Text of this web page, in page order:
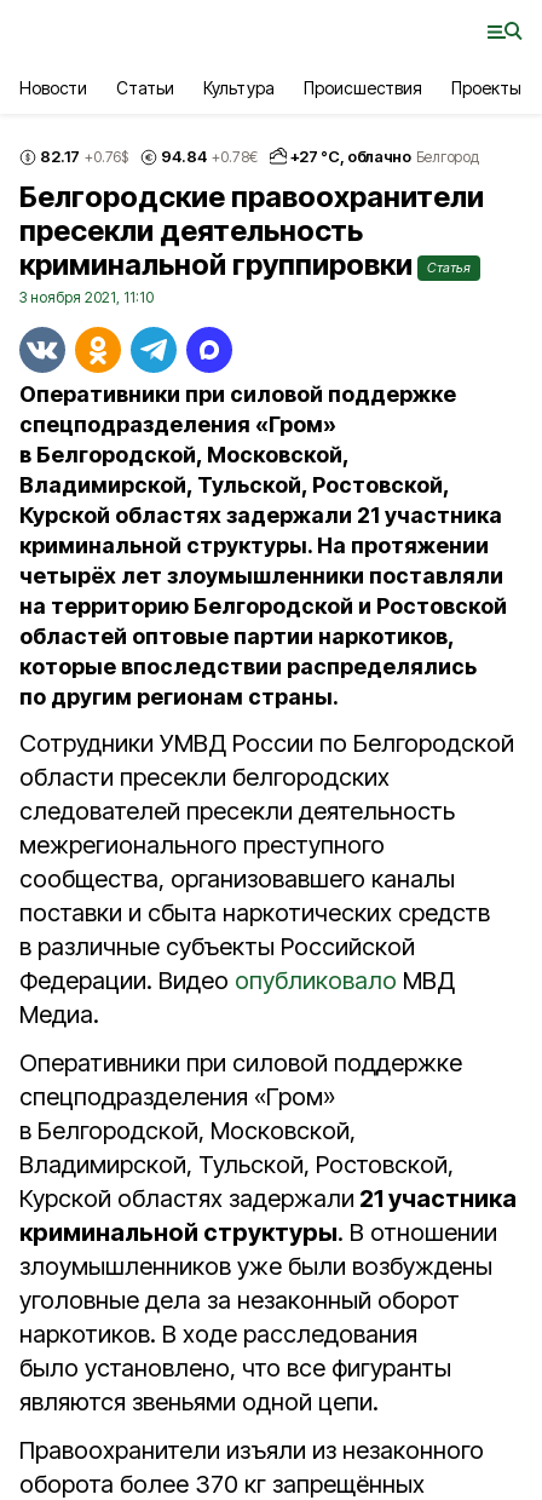
Новости Статьи Культура Происшествия Проекты
82.17 +0.76$ 94.84 +0.78€ +27 °С, облачно Белгород
Белгородские правоохранители
пресекли деятельность
криминальной группировки
Статья
3 ноября 2021, 11:10
Оперативники при силовой поддержке
спецподразделения «Гром»
в Белгородской, Московской,
Владимирской, Тульской, Ростовской,
Курской областях задержали 21 участника
криминальной структуры. На протяжении
четырёх лет злоумышленники поставляли
на территорию Белгородской и Ростовской
областей оптовые партии наркотиков,
которые впоследствии распределялись
по другим регионам страны.
Сотрудники УМВД России по Белгородской
области пресекли белгородских
следователей пресекли деятельность
межрегионального преступного
сообщества, организовавшего каналы
поставки и сбыта наркотических средств
в различные субъекты Российской
Федерации. Видео опубликовало МВД
Медиа.
Оперативники при силовой поддержке
спецподразделения «Гром»
в Белгородской, Московской,
Владимирской, Тульской, Ростовской,
Курской областях задержали 21 участника
криминальной структуры. В отношении
злоумышленников уже были возбуждены
уголовные дела за незаконный оборот
наркотиков. В ходе расследования
было установлено, что все фигуранты
являются звеньями одной цепи.
Правоохранители изъяли из незаконного
оборота более 370 кг запрещённых